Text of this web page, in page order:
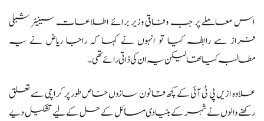
اس معاملے پر جب وفاقی وزیر برائے اطلاعات سینیٹر شبلی
فراز سے رابطہ کیا تو انہوں نے کہا کہ راجا ریاض نے یہ
مطالبہ کیا تھا لیکن یہ ان کی ذاتی رائے تھی۔
علاوہ ازیں پی ٹی آئی کے کچھ قانون سازوں خاص طور پر کراچی سے تعلق
رکھنے والوں نے شہر کے بنیادی مسائل کے حل کے لیے تشکیل دیے